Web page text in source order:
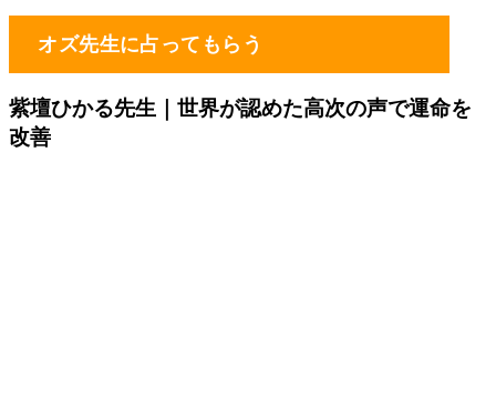
オズ先生に占ってもらう
紫壇ひかる先生 ｜世界が認めた高次の声で運命を
改善